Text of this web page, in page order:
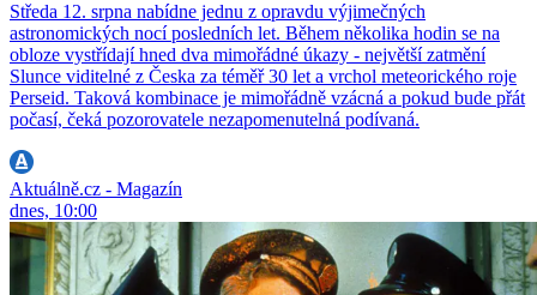
Středa 12. srpna nabídne jednu z opravdu výjimečných
astronomických nocí posledních let. Během několika hodin se na
obloze vystřídají hned dva mimořádné úkazy - největší zatmění
Slunce viditelné z Česka za téměř 30 let a vrchol meteorického roje
Perseid. Taková kombinace je mimořádně vzácná a pokud bude přát
počasí, čeká pozorovatele nezapomenutelná podívaná.
Aktuálně.cz - Magazín
dnes, 10:00